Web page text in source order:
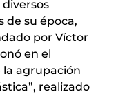
de su época,
por Víctor
en el
agrupación
realizado